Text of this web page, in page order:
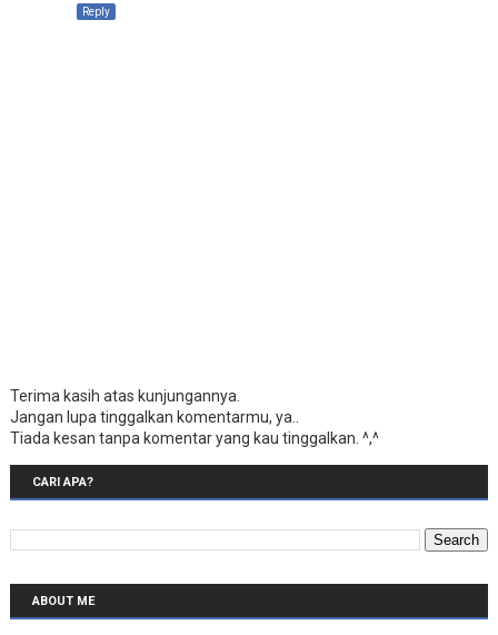
Reply
Terima kasih atas kunjungannya.
Jangan lupa tinggalkan komentarmu, ya..
Tiada kesan tanpa komentar yang kau tinggalkan. ^,^
CARI APA?
ABOUT ME